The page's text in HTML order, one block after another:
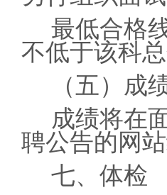
最低合格
不低于该科
（五）成
成绩将在
聘公告的网
七、体检